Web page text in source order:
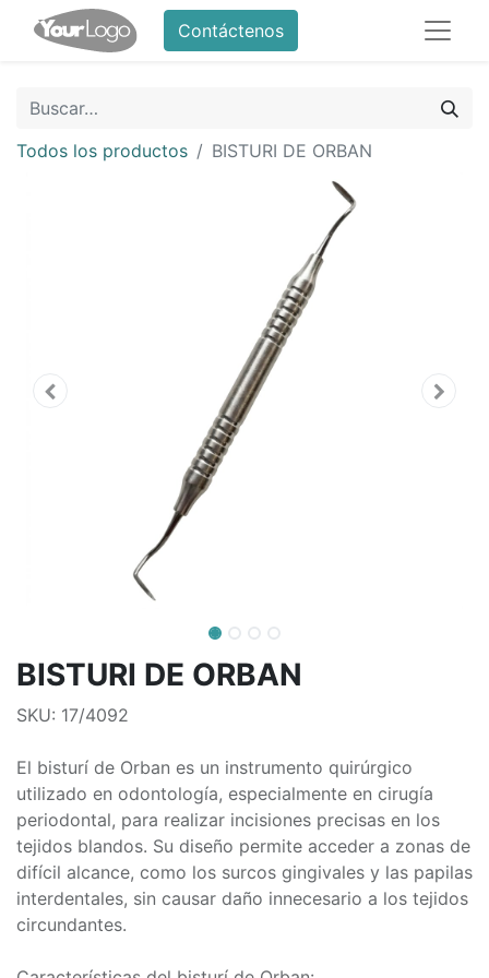
Contáctenos
Todos los productos BISTURI DE ORBAN
BISTURI DE ORBAN
SKU: 17/4092
El bisturí de Orban es un instrumento quirúrgico
utilizado en odontología, especialmente en cirugía
periodontal, para realizar incisiones precisas en los
tejidos blandos. Su diseño permite acceder a zonas de
difícil alcance, como los surcos gingivales y las papilas
interdentales, sin causar daño innecesario a los tejidos
circundantes.